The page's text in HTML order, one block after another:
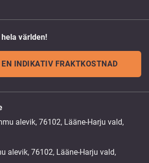
världen!
INDIKATIV FRAKTKOSTNAD
alevik, 76102, Lääne-Harju vald,